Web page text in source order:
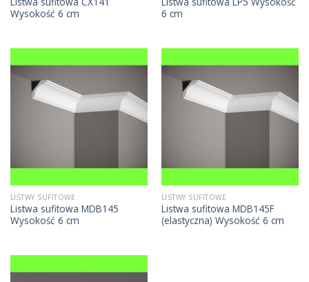
Wysokość 6 cm
6 cm
LISTWY SUFITOWE
Listwa sufitowa MDB145
Wysokość 6 cm
LISTWY SUFITOWE
Listwa sufitowa MDB145F
(elastyczna) Wysokość 6 cm